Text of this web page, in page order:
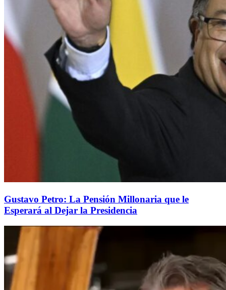
Gustavo Petro: La Pensión Millonaria que le
Esperará al Dejar la Presidencia